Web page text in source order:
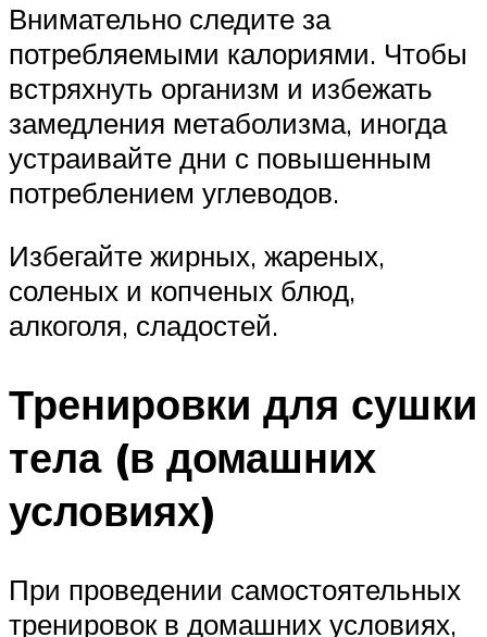
Внимательно следите за
потребляемыми калориями. Чтобы
встряхнуть организм и избежать
замедления метаболизма, иногда
устраивайте дни с повышенным
потреблением углеводов.
Избегайте жирных, жареных,
соленых и копченых блюд,
алкоголя, сладостей.
Тренировки для сушки
тела (в домашних
условиях)
При проведении самостоятельных
тренировок в домашних условиях,